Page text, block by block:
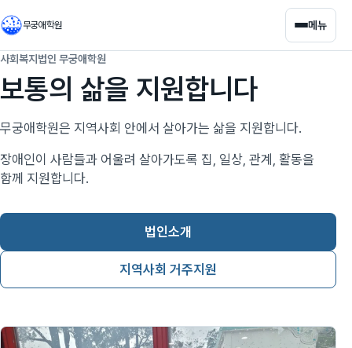
무궁애학원 메뉴
사회복지법인 무궁애학원
보통의 삶을 지원합니다
무궁애학원은 지역사회 안에서 살아가는 삶을 지원합니다.
장애인이 사람들과 어울려 살아가도록 집, 일상, 관계, 활동을
함께 지원합니다.
법인소개
지역사회 거주지원